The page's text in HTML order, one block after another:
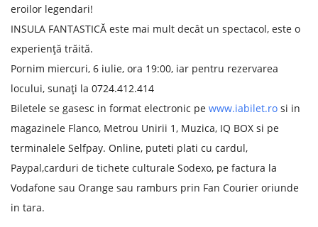
eroilor legendari!
INSULA FANTASTICĂ este mai mult decât un spectacol, este o
experiență trăită.
Pornim miercuri, 6 iulie, ora 19:00, iar pentru rezervarea
locului, sunați la 0724.412.414
Biletele se gasesc in format electronic pe www.iabilet.ro si in
magazinele Flanco, Metrou Unirii 1, Muzica, IQ BOX si pe
terminalele Selfpay. Online, puteti plati cu cardul,
Paypal,carduri de tichete culturale Sodexo, pe factura la
Vodafone sau Orange sau ramburs prin Fan Courier oriunde
in tara.